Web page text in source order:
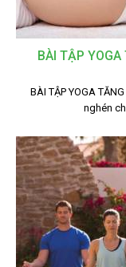
BÀI TẬP
BÀI TẬP YOGA
nghén